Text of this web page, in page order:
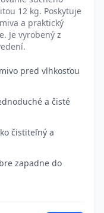
12 kg. Poskytuje
a praktický
Je vyrobený z
pred vlhkosťou
a čisté
čistiteľný a
zapadne do